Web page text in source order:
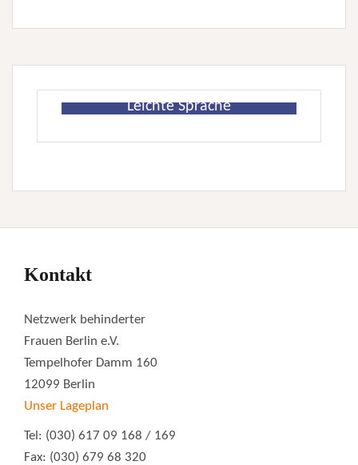
Leichte Sprache
Kontakt
Netzwerk behinderter
Frauen Berlin e.V.
Tempelhofer Damm 160
12099 Berlin
Unser Lageplan
Tel: (030) 617 09 168 / 169
Fax: (030) 679 68 320